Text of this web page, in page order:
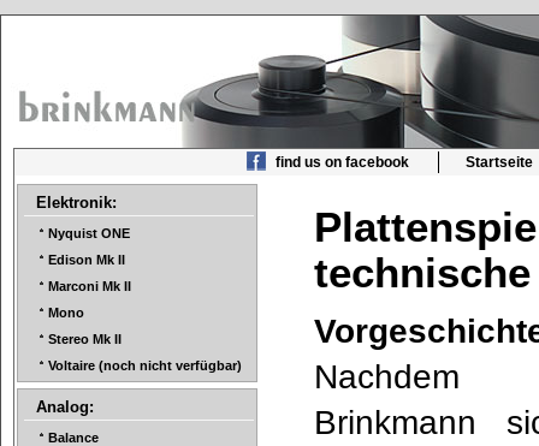
find us on facebook Startseite
Elektronik:
Nyquist ONE
Edison Mk II
Marconi Mk II
Mono
Stereo Mk II
Voltaire (noch nicht verfügbar)
Analog:
Balance
Nachdem
Brinkmann